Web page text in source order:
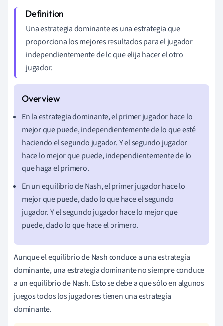
Una estrategia dominantees una estrategia que
proporciona los mejores resultados para el jugador
independientemente de lo que elija hacer el otro
jugador.
En la estrategia dominante, el primer jugador hace lo
mejor que puede, independientemente de lo que esté
haciendo el segundo jugador. Y el segundo jugador
hace lo mejor que puede, independientemente de lo
que haga el primero.
En un equilibrio de Nash, el primer jugador hace lo
mejor que puede, dado lo que hace el segundo
jugador. Y el segundo jugador hace lo mejor que
puede, dado lo que hace el primero.
Aunque el equilibrio de Nash conduce a una estrategia
dominante, una estrategia dominante no siempre conduce
a un equilibrio de Nash. Esto se debe a que sólo en algunos
juegos todos los jugadores tienen una estrategia
dominante.